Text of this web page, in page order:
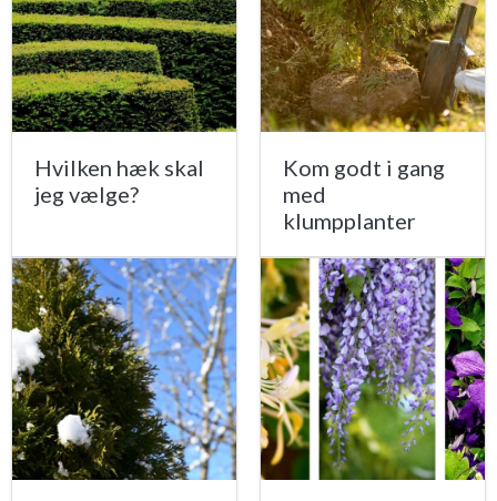
Hvilken hæk skal
jeg vælge?
Kom godt i gang
med
klumpplanter